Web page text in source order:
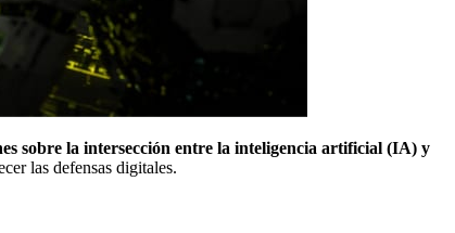
sobre la intersección entre la inteligencia artificial (IA) y
las defensas digitales.